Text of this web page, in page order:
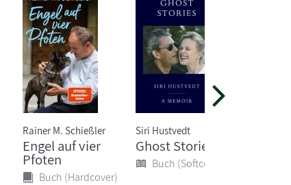
Rainer M. Schießler
Engel auf vier
Pfoten
Buch (Hardcover)
Siri Hustvedt
Ghost Stories
Buch (Softcover)